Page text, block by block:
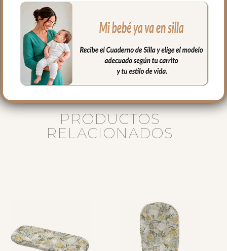
sillas.
Puedes lavar a mano o en lavadora,
siempre agua fría, jabones no abrasivos y
secado al natural.
PRODUCTOS
RELACIONADOS